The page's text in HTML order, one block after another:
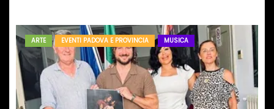
ARTE EVENTI PADOVA E PROVINCIA MUSICA